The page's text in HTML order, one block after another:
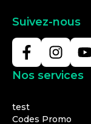
Suivez-nous
Nos services
test
Codes Promo